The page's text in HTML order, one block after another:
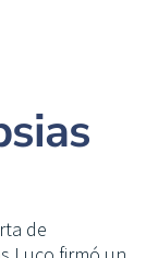
de